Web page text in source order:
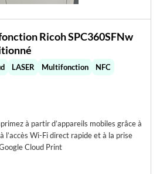
Ricoh SPC360SFNw
LASER Multifonction
NFC
à partir d’appareils mobiles grâce à
l’accès Wi-Fi direct rapide et à la prise
Cloud Print